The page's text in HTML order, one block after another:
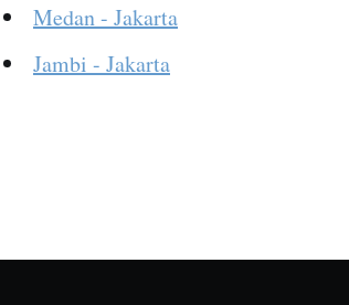
Medan - Jakarta
Jambi - Jakarta